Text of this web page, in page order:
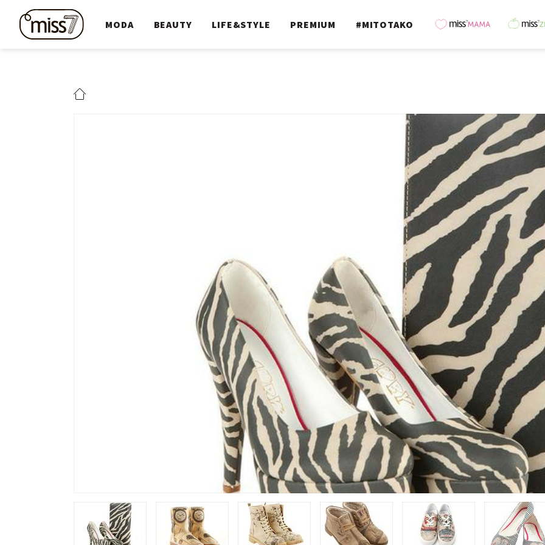
MODA BEAUTY LIFE&STYLE PREMIUM #MITOTAKO